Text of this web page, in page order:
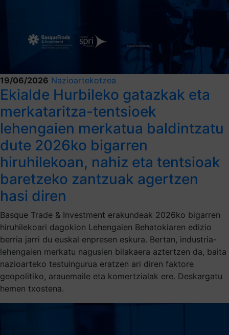
19/06/2026 Nazioartekotzea
Ekialde Hurbileko gatazkak eta
merkataritza-tentsioek
lehengaien merkatua baldintzatu
dute 2026ko bigarren
hiruhilekoan, nahiz eta tentsioak
baretzeko zantzuak agertzen
hasi diren
Basque Trade & Investment erakundeak 2026ko bigarren
hiruhilekoari dagokion Lehengaien Behatokiaren edizio
berria jarri du euskal enpresen eskura. Bertan, industria-
lehengaien merkatu nagusien bilakaera aztertzen da, baita
nazioarteko testuingurua eratzen ari diren faktore
geopolitiko, arauemaile eta komertzialak ere. Deskargatu
hemen txostena.